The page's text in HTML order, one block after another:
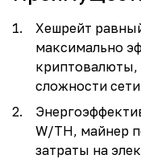
Хешрейт
максимально
криптовалюты,
сложности
W/TH, майнер
затраты на